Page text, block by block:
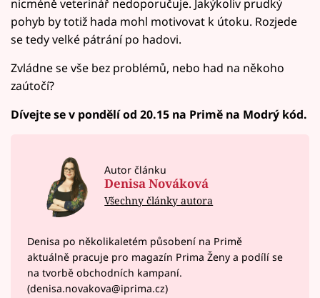
nicméně veterinář nedoporučuje. Jakýkoliv prudký
pohyb by totiž hada mohl motivovat k útoku. Rozjede
se tedy velké pátrání po hadovi.
Zvládne se vše bez problémů, nebo had na někoho
zaútočí?
Dívejte se v pondělí od 20.15 na Primě na Modrý kód.
Autor článku
Denisa Nováková
Všechny články autora
Denisa po několikaletém působení na Primě
aktuálně pracuje pro magazín Prima Ženy a podílí se
na tvorbě obchodních kampaní.
(denisa.novakova@iprima.cz)